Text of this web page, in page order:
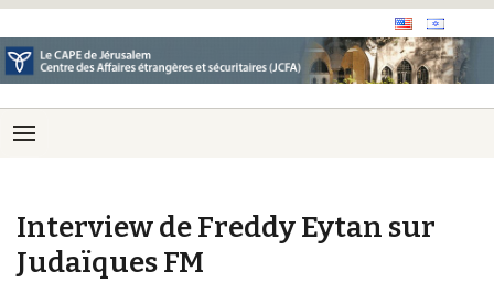
Interview de Freddy Eytan sur
Judaïques FM